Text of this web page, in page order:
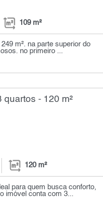
109 m²
m². na parte superior do
no primeiro ...
- 120 m²
120 m²
para quem busca conforto,
imóvel conta com 3...